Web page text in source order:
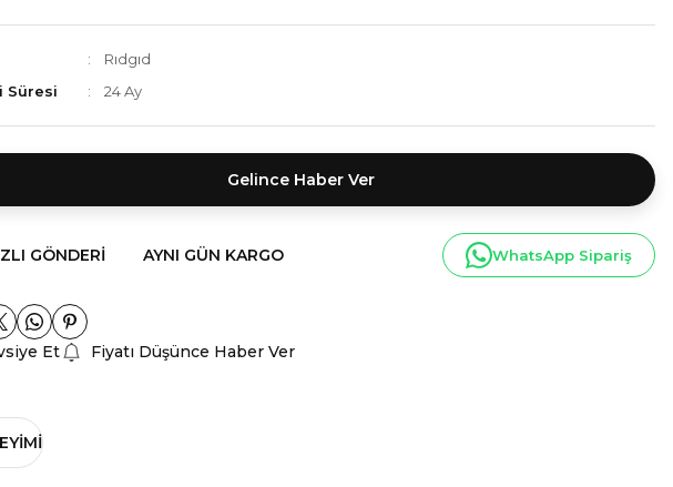
Rıdgıd
Süresi
24 Ay
Gelince Haber Ver
GÖNDERI AYNI GÜN KARGO WhatsApp Sipariş
Et Fiyatı Düşünce Haber Ver